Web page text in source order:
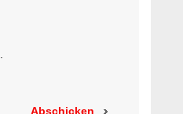
Abschicken